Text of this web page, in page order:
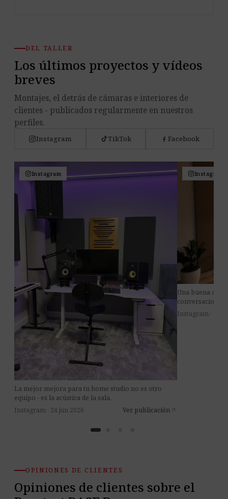
DEL TALLER
Los últimos proyectos y vídeos
breves
Montajes, el detrás de cámaras e interiores de
clientes - publicados regularmente en nuestros
perfiles.
Instagram TikTok Facebook
Instagram
Instagram · 24 jun 2026 Ver publicación arrow_outward
La mejor mejora para tu home studio no es otro
equipo - es la acústica de la sala.
Instagram
Instagram · 8 jul
Una buena
conversaciones
OPINIONES DE CLIENTES
Opiniones de clientes sobre el